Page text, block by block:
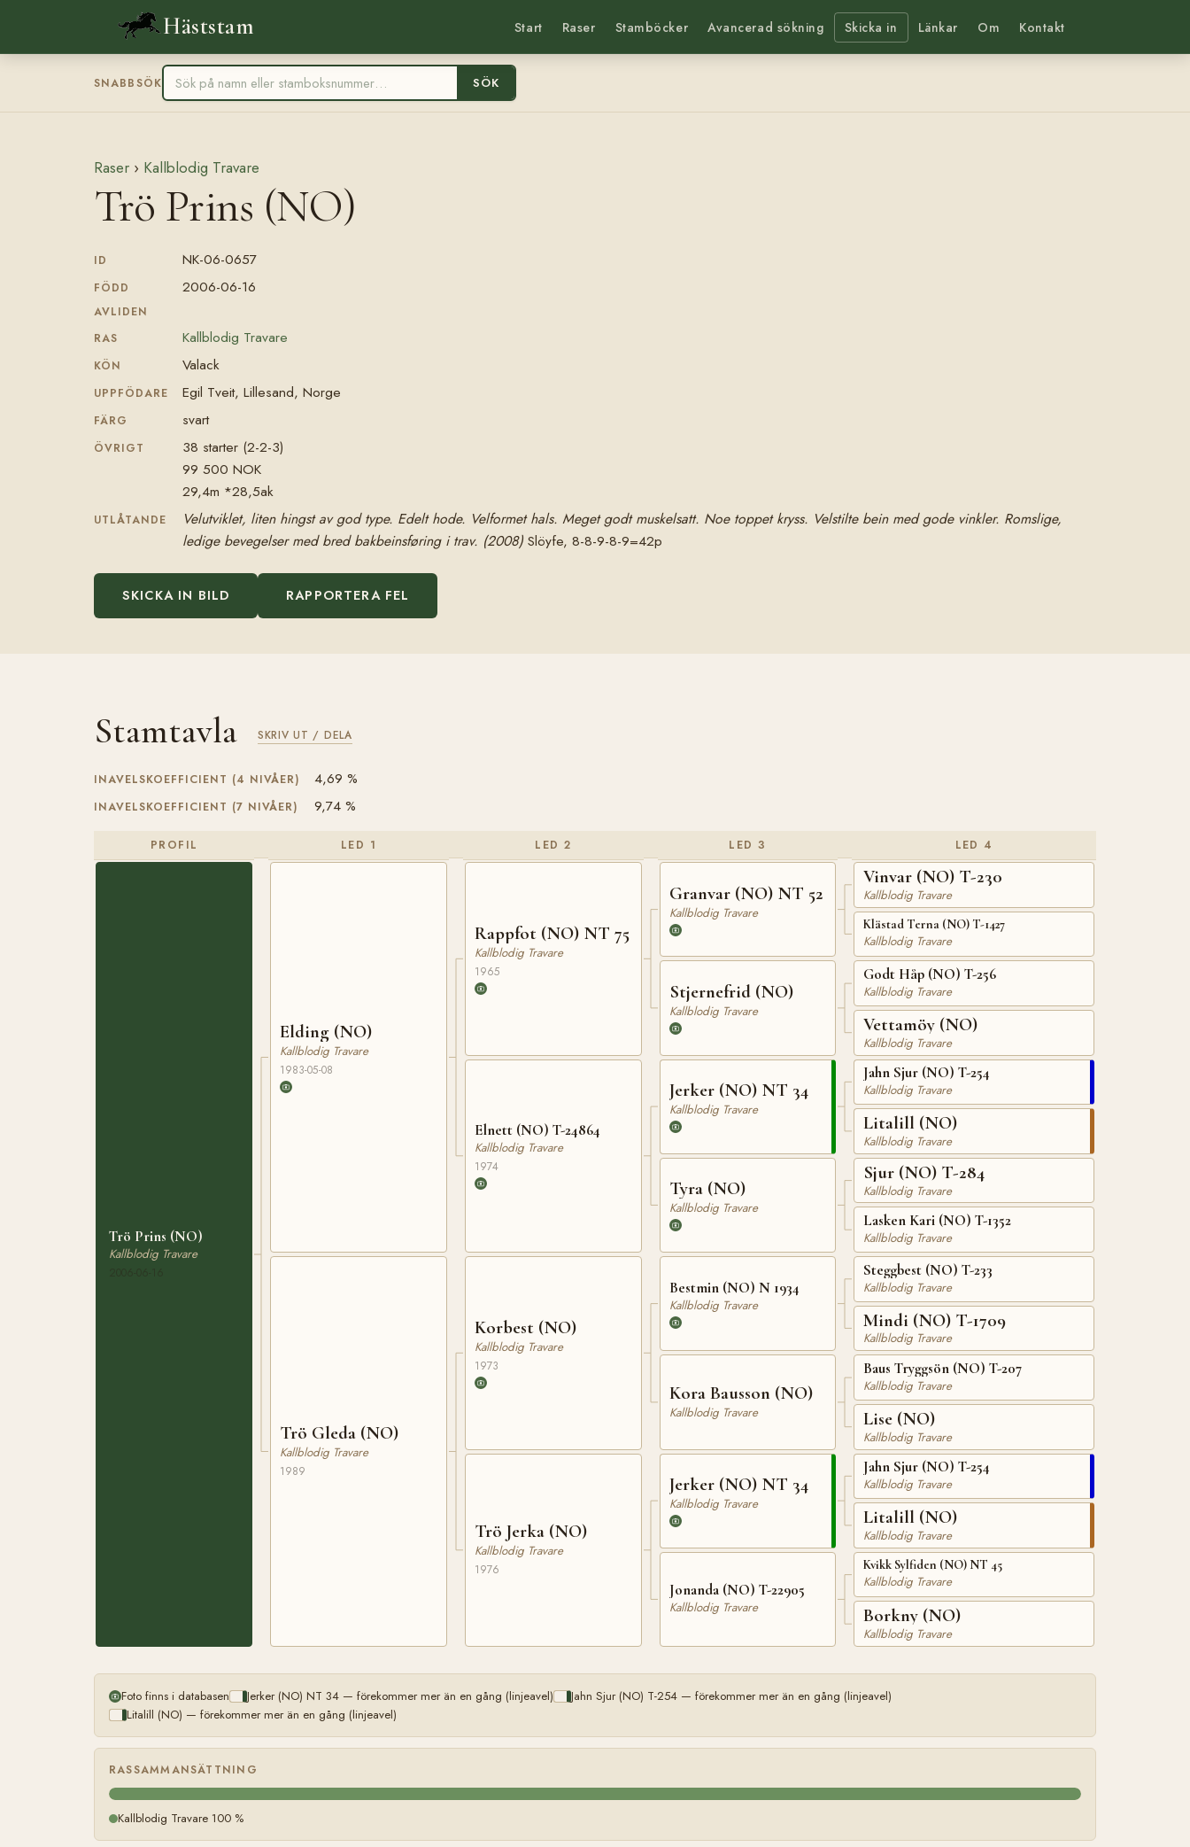
Häststam Start Raser Stamböcker Avancerad sökning Skicka in Länkar Om Kontakt
SNABBSÖK SÖK
Raser › Kallblodig Travare
Trö Prins (NO)
ID NK-06-0657
FÖDD 2006-06-16
AVLIDEN
RAS
Kallblodig Travare
KÖN Valack
UPPFÖDARE Egil Tveit, Lillesand, Norge
FÄRG svart
ÖVRIGT
38 starter (2-2-3)
99 500 NOK
29,4m *28,5ak
UTLÅTANDE
Velutviklet, liten hingst av god type. Edelt hode. Velformet hals. Meget godt muskelsatt. Noe toppet kryss. Velstilte bein med gode vinkler. Romslige,
ledige bevegelser med bred bakbeinsføring i trav. (2008)Slöyfe, 8-8-9-8-9=42p
SKICKA IN BILD RAPPORTERA FEL
Stamtavla SKRIV UT / DELA
INAVELSKOEFFICIENT (4 NIVÅER) 4,69 %
INAVELSKOEFFICIENT (7 NIVÅER) 9,74 %
PROFIL
Trö Prins (NO)
Kallblodig Travare
LED 1
Elding (NO)
Kallblodig Travare
1983-05-08
Trö Gleda (NO)
Kallblodig Travare
1989
LED 2
Rappfot (NO) NT 75
Kallblodig Travare
1965
Elnett (NO) T-24864
Kallblodig Travare
1974
Korbest (NO)
Kallblodig Travare
1973
Trö Jerka (NO)
Kallblodig Travare
1976
LED 3
Granvar (NO) NT 52
Kallblodig Travare
Stjernefrid (NO)
Kallblodig Travare
Jerker (NO) NT 34
Kallblodig Travare
Tyra (NO)
Kallblodig Travare
Bestmin (NO) N 1934
Kallblodig Travare
Kora Bausson (NO)
Kallblodig Travare
Jerker (NO) NT 34
Kallblodig Travare
Jonanda (NO) T-22905
Kallblodig Travare
LED 4
Vinvar (NO) T-230
Kallblodig Travare
Klästad Terna (NO) T-1427
Kallblodig Travare
Godt Håp (NO) T-256
Kallblodig Travare
Vettamöy (NO)
Kallblodig Travare
Jahn Sjur (NO) T-254
Kallblodig Travare
Litalill (NO)
Kallblodig Travare
Sjur (NO) T-284
Kallblodig Travare
Lasken Kari (NO) T-1352
Kallblodig Travare
Steggbest (NO) T-233
Kallblodig Travare
Mindi (NO) T-1709
Kallblodig Travare
Baus Tryggsön (NO) T-207
Kallblodig Travare
Lise (NO)
Kallblodig Travare
Jahn Sjur (NO) T-254
Kallblodig Travare
Litalill (NO)
Kallblodig Travare
Kvikk Sylfiden (NO) NT 45
Kallblodig Travare
Borkny (NO)
Kallblodig Travare
Foto finns i databasen Jerker (NO) NT 34 — förekommer mer än en gång (linjeavel)
Jahn Sjur (NO) T-254 — förekommer mer än en gång (linjeavel)
Litalill (NO) — förekommer mer än en gång (linjeavel)
RASSAMMANSÄTTNING
Kallblodig Travare 100 %